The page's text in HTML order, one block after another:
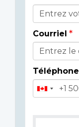
Courriel
Téléphone